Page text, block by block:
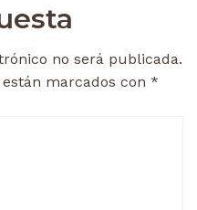
no será publicada.
marcados con *